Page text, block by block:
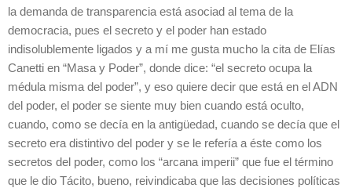
la demanda de transparencia está asociad al tema de la
democracia, pues el secreto y el poder han estado
indisolublemente ligados y a mí me gusta mucho la cita de Elías
Canetti en “Masa y Poder”, donde dice: “el secreto ocupa la
médula misma del poder”, y eso quiere decir que está en el ADN
del poder, el poder se siente muy bien cuando está oculto,
cuando, como se decía en la antigüedad, cuando se decía que el
secreto era distintivo del poder y se le refería a éste como los
secretos del poder, como los “arcana imperii” que fue el término
que le dio Tácito, bueno, reivindicaba que las decisiones políticas